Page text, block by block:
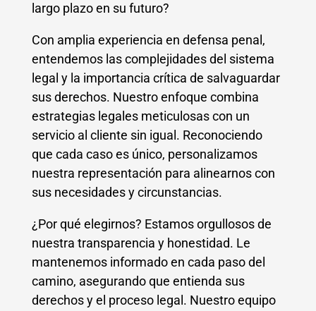
largo plazo en su futuro?
Con amplia experiencia en defensa penal,
entendemos las complejidades del sistema
legal y la importancia crítica de salvaguardar
sus derechos. Nuestro enfoque combina
estrategias legales meticulosas con un
servicio al cliente sin igual. Reconociendo
que cada caso es único, personalizamos
nuestra representación para alinearnos con
sus necesidades y circunstancias.
¿Por qué elegirnos? Estamos orgullosos de
nuestra transparencia y honestidad. Le
mantenemos informado en cada paso del
camino, asegurando que entienda sus
derechos y el proceso legal. Nuestro equipo